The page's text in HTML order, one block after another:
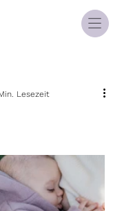
Lesezeit